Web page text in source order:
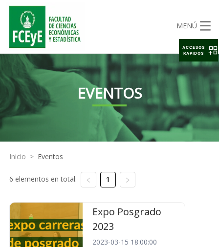
MENÚ
EVENTOS
Inicio > Eventos
6 elementos en total: 1
Expo Posgrado
2023
2023-03-15 18:00:00
ACCESOS
RAPIDOS